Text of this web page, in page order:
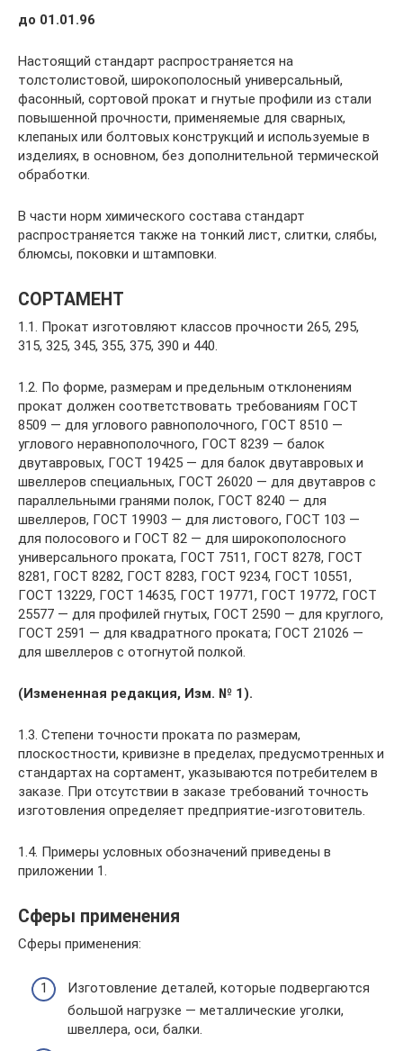
до 01.01.96
Настоящий стандарт распространяется на
толстолистовой, широкополосный универсальный,
фасонный, сортовой прокат и гнутые профили из стали
повышенной прочности, применяемые для сварных,
клепаных или болтовых конструкций и используемые в
изделиях, в основном, без дополнительной термической
обработки.
В части норм химического состава стандарт
распространяется также на тонкий лист, слитки, слябы,
блюмсы, поковки и штамповки.
СОРТАМЕНТ
1.1. Прокат изготовляют классов прочности 265, 295,
315, 325, 345, 355, 375, 390 и 440.
1.2. По форме, размерам и предельным отклонениям
прокат должен соответствовать требованиям ГОСТ
8509 — для углового равнополочного, ГОСТ 8510 —
углового неравнополочного, ГОСТ 8239 — балок
двутавровых, ГОСТ 19425 — для балок двутавровых и
швеллеров специальных, ГОСТ 26020 — для двутавров с
параллельными гранями полок, ГОСТ 8240 — для
швеллеров, ГОСТ 19903 — для листового, ГОСТ 103 —
для полосового и ГОСТ 82 — для широкополосного
универсального проката, ГОСТ 7511, ГОСТ 8278, ГОСТ
8281, ГОСТ 8282, ГОСТ 8283, ГОСТ 9234, ГОСТ 10551,
ГОСТ 13229, ГОСТ 14635, ГОСТ 19771, ГОСТ 19772, ГОСТ
25577 — для профилей гнутых, ГОСТ 2590 — для круглого,
ГОСТ 2591 — для квадратного проката; ГОСТ 21026 —
для швеллеров с отогнутой полкой.
(Измененная редакция, Изм. № 1).
1.3. Степени точности проката по размерам,
плоскостности, кривизне в пределах, предусмотренных и
стандартах на сортамент, указываются потребителем в
заказе. При отсутствии в заказе требований точность
изготовления определяет предприятие-изготовитель.
1.4. Примеры условных обозначений приведены в
приложении 1.
Сферы применения
Сферы применения:
Изготовление деталей, которые подвергаются
большой нагрузке — металлические уголки,
швеллера, оси, балки.